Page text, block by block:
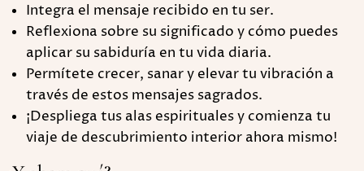
Integra el mensaje recibido en tu ser.
Reflexiona sobre su significado y cómo puedes
aplicar su sabiduría en tu vida diaria.
Permítete crecer, sanar y elevar tu vibración a
través de estos mensajes sagrados.
¡Despliega tus alas espirituales y comienza tu
viaje de descubrimiento interior ahora mismo!